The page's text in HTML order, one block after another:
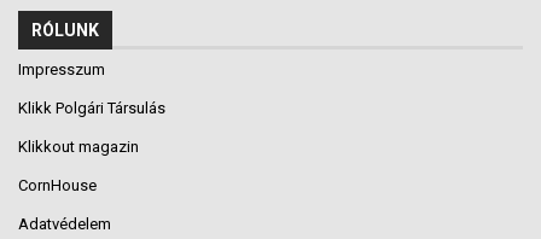
RÓLUNK
Impresszum
Klikk Polgári Társulás
Klikkout magazin
CornHouse
Adatvédelem